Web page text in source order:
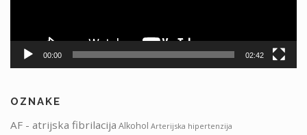
00:00 02:42
OZNAKE
AF - atrijska fibrilacija Alkohol Arterijska hipertenzija